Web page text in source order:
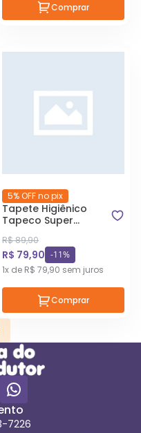
Comprar
5% OFF no pix
Tapete Higiênico
Tapeco Super
60cm 30 Unidades
R$ 89,90
R$ 79,90 -11%
1x de R$ 79,90 sem juros
Comprar
7226